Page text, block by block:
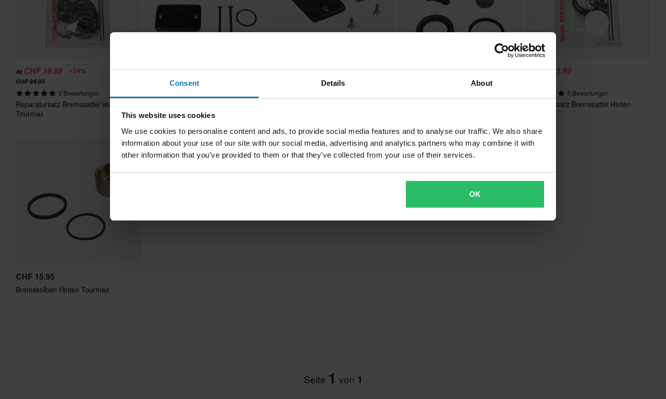
Consent Details About
This website uses cookies
We use cookies to personalise content and ads, to provide social media features and to analyse our traffic. We also share
information about your use of our site with our social media, advertising and analytics partners who may combine it with
other information that you’ve provided to them or that they’ve collected from your use of their services.
OK
Ab CHF 18.95 -24%
CHF 24.95
2 Bewertungen
Reparatursatz Bremssattel Vorne
Tourmax
AbCHF 36.95 -21%
CHF 46.95
Vorne
AbCHF 20.95 -25% CHF 16.95 -15%
Tourmax Vorne
AbCHF 31.99
5 Bewertungen
Reparatursatz Bremssattel Hinten
CHF 15.95
Bremskolben Hinten Tourmax
Seite 1 von 1